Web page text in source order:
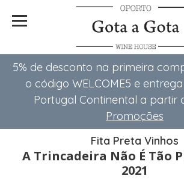
5% de desconto na primeira
o código WELCOME5 e
Portugal Continental a partir
Promoções
Fita Preta Vinhos
A Trincadeira Não É Tão
2021